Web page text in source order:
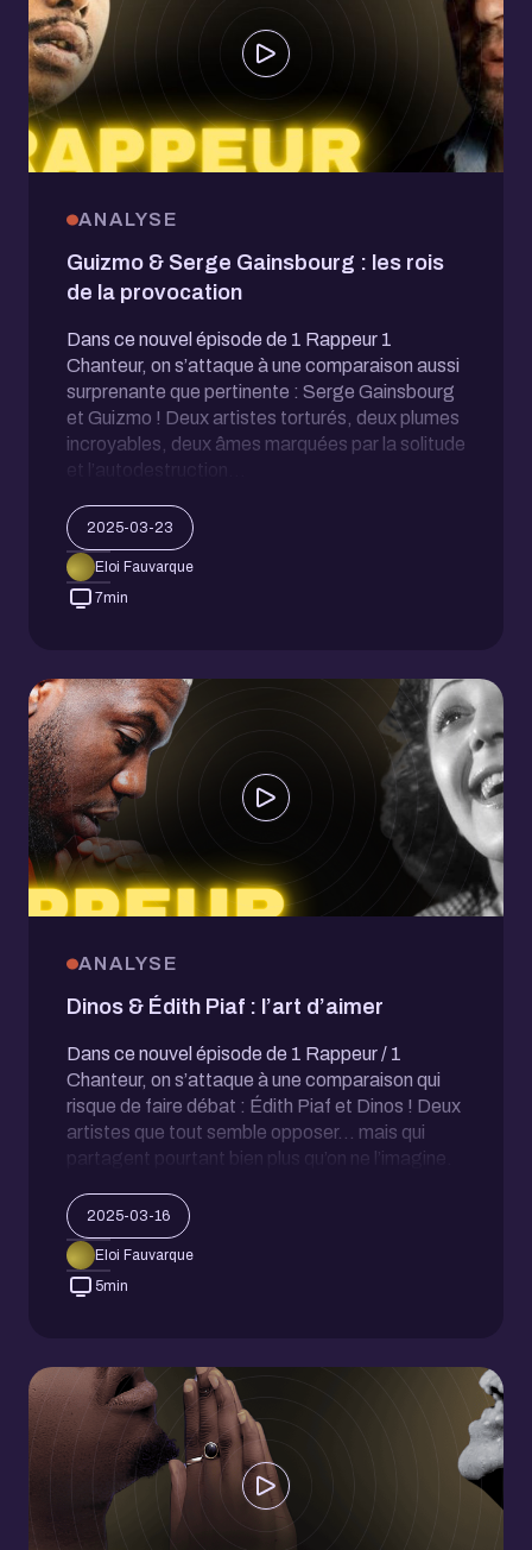
ANALYSE
Guizmo & Serge Gainsbourg : les rois
de la provocation
Dans ce nouvel épisode de 1 Rappeur 1
Chanteur, on s’attaque à une comparaison aussi
surprenante que pertinente : Serge Gainsbourg
et Guizmo ! Deux artistes torturés, deux plumes
incroyables, deux âmes marquées par la solitude
et l’autodestruction…
2025-03-23
Eloi Fauvarque
7min
ANALYSE
Dinos & Édith Piaf : l’art d’aimer
Dans ce nouvel épisode de 1 Rappeur / 1
Chanteur, on s’attaque à une comparaison qui
risque de faire débat : Édith Piaf et Dinos ! Deux
artistes que tout semble opposer… mais qui
partagent pourtant bien plus qu’on ne l’imagine.
2025-03-16
Eloi Fauvarque
5min